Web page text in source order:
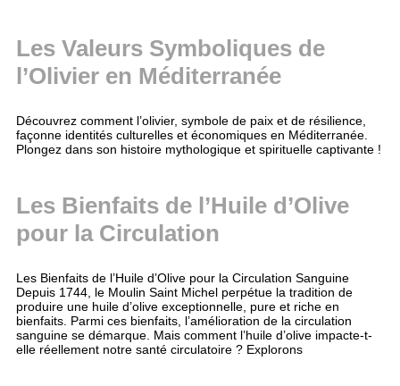
Les Valeurs Symboliques de
l’Olivier en Méditerranée
Découvrez comment l’olivier, symbole de paix et de résilience,
façonne identités culturelles et économiques en Méditerranée.
Plongez dans son histoire mythologique et spirituelle captivante !
Les Bienfaits de l’Huile d’Olive
pour la Circulation
Les Bienfaits de l’Huile d’Olive pour la Circulation Sanguine
Depuis 1744, le Moulin Saint Michel perpétue la tradition de
produire une huile d’olive exceptionnelle, pure et riche en
bienfaits. Parmi ces bienfaits, l’amélioration de la circulation
sanguine se démarque. Mais comment l’huile d’olive impacte-t-
elle réellement notre santé circulatoire ? Explorons